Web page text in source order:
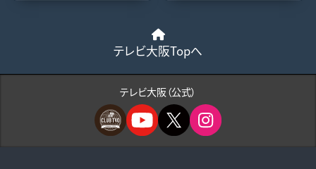
テレビ大阪Topへ
テレビ大阪（公式）